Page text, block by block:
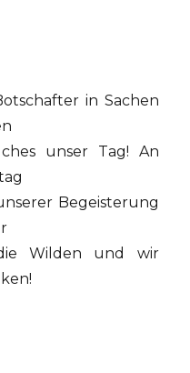
in Sachen
unser Tag! An
Begeisterung
Wilden und wir